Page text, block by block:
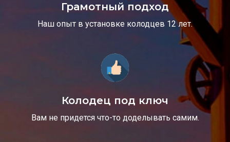
Грамотный подход
Наш опыт в установке колодцев 12 лет.
Колодец под ключ
Вам не придется что-то доделывать самим.